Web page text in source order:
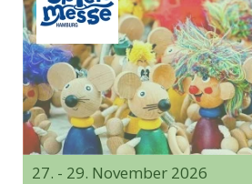
27. - 29. November 2026